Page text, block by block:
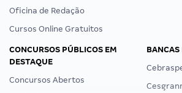
Oficina de Redação
Cursos Online Gratuitos
CONCURSOS PÚBLICOS EM
DESTAQUE
Concursos Abertos
BANCAS